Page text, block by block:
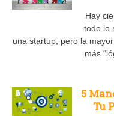
Hay
todo lo
una startup, pero la
más
5
Tu